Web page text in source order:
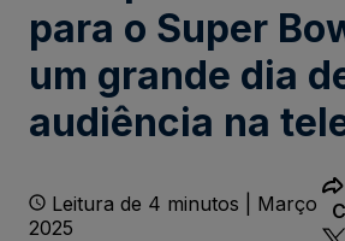
para o Super
um grande dia
audiência na
Leitura de 4 minutos | Março
2025